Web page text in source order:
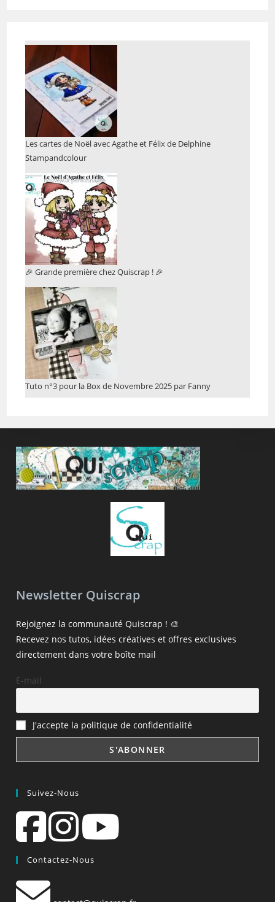
Les cartes de Noël avec Agathe et Félix de Delphine
Stampandcolour
🎉 Grande première chez Quiscrap ! 🎉
Tuto n°3 pour la Box de Novembre 2025 par Fanny
Newsletter Quiscrap
Rejoignez la communauté Quiscrap ! 🎨
Recevez nos tutos, idées créatives et offres exclusives
directement dans votre boîte mail
E-mail
J'accepte la politique de confidentialité
Suivez-Nous
Contactez-Nous